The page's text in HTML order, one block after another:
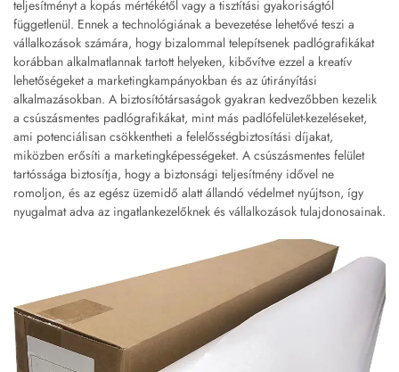
teljesítményt a kopás mértékétől vagy a tisztítási gyakoriságtól
függetlenül. Ennek a technológiának a bevezetése lehetővé teszi a
vállalkozások számára, hogy bizalommal telepítsenek padlógrafikákat
korábban alkalmatlannak tartott helyeken, kibővítve ezzel a kreatív
lehetőségeket a marketingkampányokban és az útirányítási
alkalmazásokban. A biztosítótársaságok gyakran kedvezőbben kezelik
a csúszásmentes padlógrafikákat, mint más padlófelület-kezeléseket,
ami potenciálisan csökkentheti a felelősségbiztosítási díjakat,
miközben erősíti a marketingképességeket. A csúszásmentes felület
tartóssága biztosítja, hogy a biztonsági teljesítmény idővel ne
romoljon, és az egész üzemidő alatt állandó védelmet nyújtson, így
nyugalmat adva az ingatlankezelőknek és vállalkozások tulajdonosainak.